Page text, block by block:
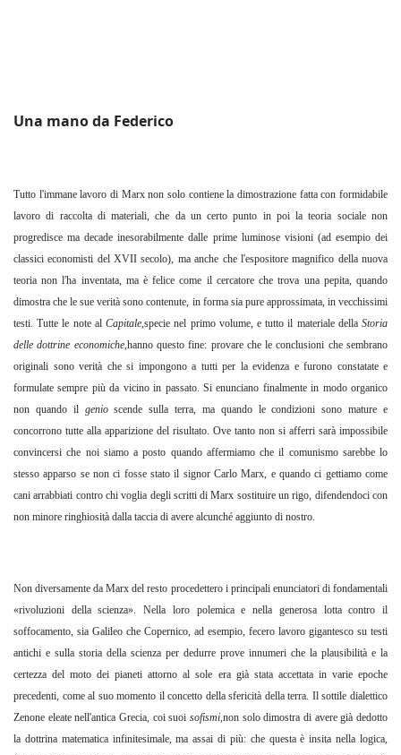
Una mano da Federico
Tutto l'immane lavoro di Marx non solo contiene la dimostrazione fatta con formidabile
lavoro di raccolta di materiali, che da un certo punto in poi la teoria sociale non
progredisce ma decade inesorabilmente dalle prime luminose visioni (ad esempio dei
classici economisti del XVII secolo), ma anche che l'espositore magnifico della nuova
teoria non l'ha inventata, ma è felice come il cercatore che trova una pepita, quando
dimostra che le sue verità sono contenute, in forma sia pure approssimata, in vecchissimi
testi. Tutte le note alCapitale,specie nel primo volume, e tutto il materiale dellaStoria
delle dottrine economiche,hanno questo fine: provare che le conclusioni che sembrano
originali sono verità che si impongono a tutti per la evidenza e furono constatate e
formulate sempre più da vicino in passato. Si enunciano finalmente in modo organico
non quando il genioscende sulla terra, ma quando le condizioni sono mature e
concorrono tutte alla apparizione del risultato. Ove tanto non si afferri sarà impossibile
convincersi che noi siamo a posto quando affermiamo che il comunismo sarebbe lo
stesso apparso se non ci fosse stato il signor Carlo Marx, e quando ci gettiamo come
cani arrabbiati contro chi voglia degli scritti di Marx sostituire un rigo, difendendoci con
non minore ringhiosità dalla taccia di avere alcunché aggiunto di nostro.
Non diversamente da Marx del resto procedettero i principali enunciatori di fondamentali
«rivoluzioni della scienza». Nella loro polemica e nella generosa lotta contro il
soffocamento, sia Galileo che Copernico, ad esempio, fecero lavoro gigantesco su testi
antichi e sulla storia della scienza per dedurre prove innumeri che la plausibilità e la
certezza del moto dei pianeti attorno al sole era già stata accettata in varie epoche
precedenti, come al suo momento il concetto della sfericità della terra. Il sottile dialettico
Zenone eleate nell'antica Grecia, coi suoi sofismi,non solo dimostra di avere già dedotto
la dottrina matematica infinitesimale, ma assai di più: che questa è insita nella logica,